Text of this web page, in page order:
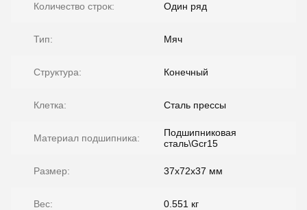
Количество строк: Один ряд
Тип: Мяч
Структура: Конечный
Клетка: Сталь прессы
Материал подшипника:
Подшипниковая
сталь\Gcr15
Размер: 37х72х37 мм
Вес: 0.551 кг